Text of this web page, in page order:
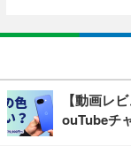
【動画レ
ouTubeチ